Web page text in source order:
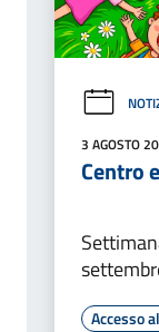
3 AGOSTO
Centro
Accesso